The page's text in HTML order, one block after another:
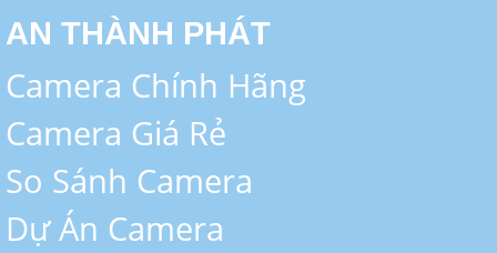
AN THÀNH PHÁT
Camera Chính Hãng
Camera Giá Rẻ
So Sánh Camera
Dự Án Camera